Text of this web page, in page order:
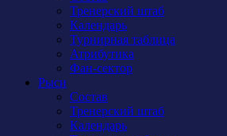
Тренерский штаб
Календарь
Турнирная таблица
Атрибутика
Фан-сектор
Рыси
Состав
Тренерский штаб
Календарь